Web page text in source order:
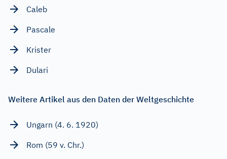
Caleb
Pascale
Krister
Dulari
Weitere Artikel aus den Daten der Weltgeschichte
Ungarn (4. 6. 1920)
Rom (59 v. Chr.)